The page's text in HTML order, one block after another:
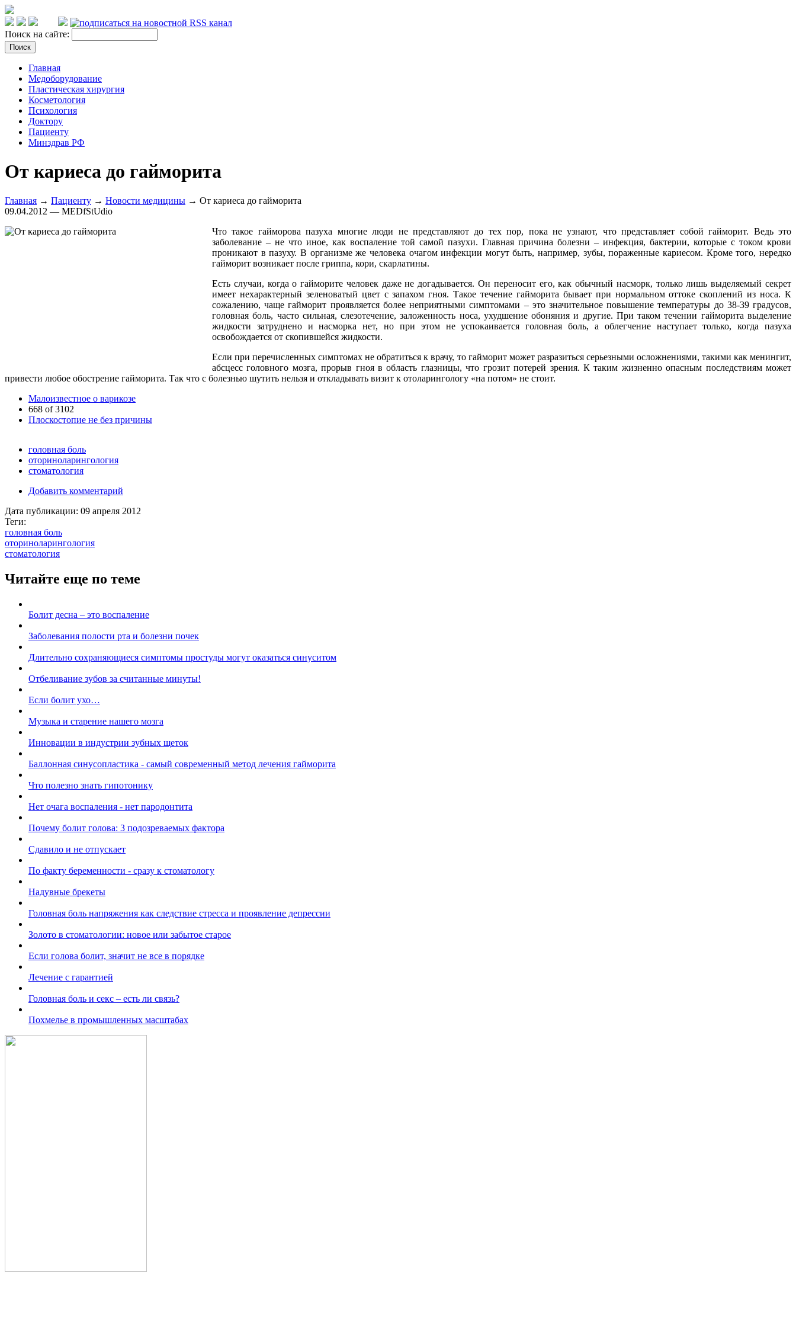
Поиск на сайте:
Главная
Медоборудование
Пластическая хирургия
Косметология
Психология
Доктору
Пациенту
Минздрав РФ
От кариеса до гайморита
Главная → Пациенту → Новости медицины → От кариеса до гайморита
09.04.2012 — MEDfStUdio
Что такое гайморова пазуха многие люди не представляют до тех пор, пока не узнают, что представляет собой гайморит. Ведь это
заболевание – не что иное, как воспаление той самой пазухи. Главная причина болезни – инфекция, бактерии, которые с током крови
проникают в пазуху. В организме же человека очагом инфекции могут быть, например, зубы, пораженные кариесом. Кроме того, нередко
гайморит возникает после гриппа, кори, скарлатины.
Есть случаи, когда о гайморите человек даже не догадывается. Он переносит его, как обычный насморк, только лишь выделяемый секрет
имеет нехарактерный зеленоватый цвет с запахом гноя. Такое течение гайморита бывает при нормальном оттоке скоплений из носа. К
сожалению, чаще гайморит проявляется более неприятными симптомами – это значительное повышение температуры до 38-39 градусов,
головная боль, часто сильная, слезотечение, заложенность носа, ухудшение обоняния и другие. При таком течении гайморита выделение
жидкости затруднено и насморка нет, но при этом не успокаивается головная боль, а облегчение наступает только, когда пазуха
освобождается от скопившейся жидкости.
Если при перечисленных симптомах не обратиться к врачу, то гайморит может разразиться серьезными осложнениями, такими как менингит,
абсцесс головного мозга, прорыв гноя в область глазницы, что грозит потерей зрения. К таким жизненно опасным последствиям может
привести любое обострение гайморита. Так что с болезнью шутить нельзя и откладывать визит к отоларингологу «на потом» не стоит.
Малоизвестное о варикозе
668 of 3102
Плоскостопие не без причины
головная боль
оториноларингология
стоматология
Добавить комментарий
Дата публикации: 09 апреля 2012
Теги:
головная боль
оториноларингология
стоматология
Читайте еще по теме
Болит десна – это воспаление
Заболевания полости рта и болезни почек
Длительно сохраняющиеся симптомы простуды могут оказаться синуситом
Отбеливание зубов за считанные минуты!
Если болит ухо…
Музыка и старение нашего мозга
Инновации в индустрии зубных щеток
Баллонная синусопластика - самый современный метод лечения гайморита
Что полезно знать гипотонику
Нет очага воспаления - нет пародонтита
Почему болит голова: 3 подозреваемых фактора
Сдавило и не отпускает
По факту беременности - сразу к стоматологу
Надувные брекеты
Головная боль напряжения как следствие стресса и проявление депрессии
Золото в стоматологии: новое или забытое старое
Если голова болит, значит не все в порядке
Лечение с гарантией
Головная боль и секс – есть ли связь?
Похмелье в промышленных масштабах